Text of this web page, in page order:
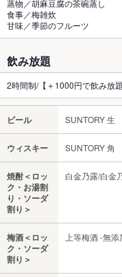
蒸物／胡麻豆腐の茶碗蒸し
食事／梅雑炊
甘味／季節のフルーツ
飲み放題
2時間制/【＋1000円で飲み放
ビール SUNTORY 生
ウィスキー SUNTORY 角
焼酎＜ロッ
ク・お湯割
り・ソーダ
割り＞
白金乃露/白金
梅酒＜ロッ
ク・ソーダ
割り＞
上等梅酒 -無